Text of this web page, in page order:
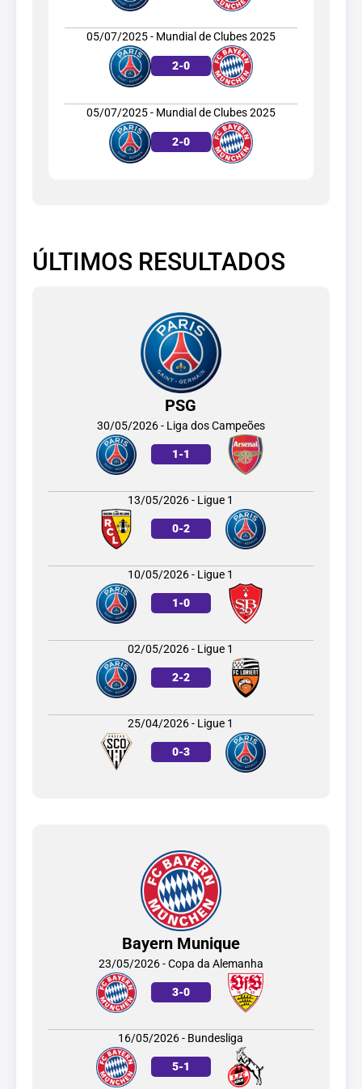
05/07/2025 - Mundial de Clubes 2025
2-0
05/07/2025 - Mundial de Clubes 2025
2-0
ÚLTIMOS RESULTADOS
PSG
30/05/2026 - Liga dos Campeões
1-1
13/05/2026 - Ligue 1
0-2
10/05/2026 - Ligue 1
1-0
02/05/2026 - Ligue 1
2-2
25/04/2026 - Ligue 1
0-3
Bayern Munique
23/05/2026 - Copa da Alemanha
3-0
16/05/2026 - Bundesliga
5-1